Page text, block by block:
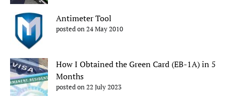
Antimeter Tool
posted on 24 May 2010
How I Obtained the Green Card (EB-1A) in 5
Months
posted on 22 July 2023